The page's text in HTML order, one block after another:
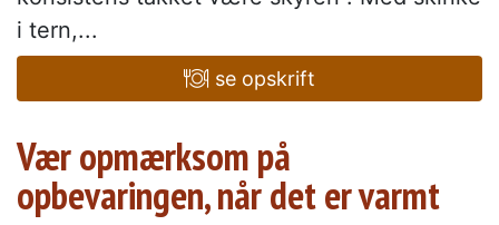
i tern,...
se opskrift
Vær opmærksom på
opbevaringen, når det er varmt